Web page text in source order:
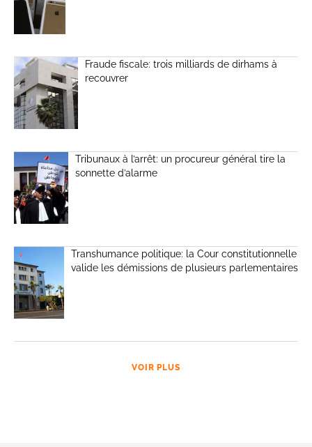
Fraude fiscale: trois milliards de dirhams à
recouvrer
Tribunaux à l’arrêt: un procureur général tire la
sonnette d’alarme
Transhumance politique: la Cour constitutionnelle
valide les démissions de plusieurs parlementaires
VOIR PLUS